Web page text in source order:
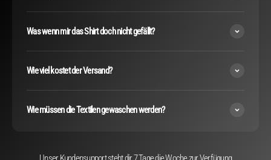
Was wenn mir das Shirt doch nicht gefällt?
Wie viel kostet der Versand?
Wie müssen die Textilen gewaschen werden?